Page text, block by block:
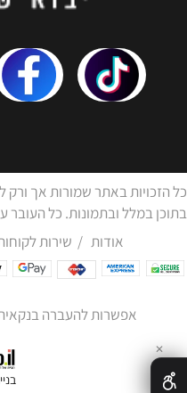
כל הזכויות באתר שמורות אך
בתוכן במלל ובתמונות. כל העובר
אודות / שירות
אפשרות להעברה בנקאית + עד 12 תשלומים
✕